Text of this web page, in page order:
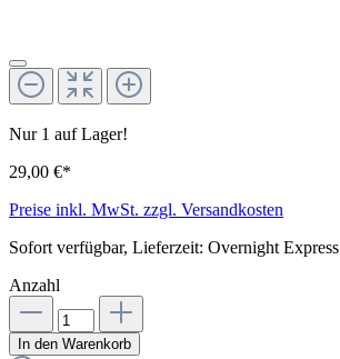
Nur 1 auf Lager!
29,00 €*
Preise inkl. MwSt. zzgl. Versandkosten
Sofort verfügbar, Lieferzeit: Overnight Express
Anzahl
In den Warenkorb